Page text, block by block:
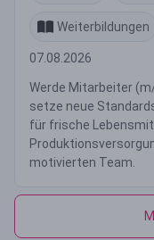
Weiterbildungen
07.08.2026
Werde Mitarbeiter
setze neue
für frische
motivierten Team.